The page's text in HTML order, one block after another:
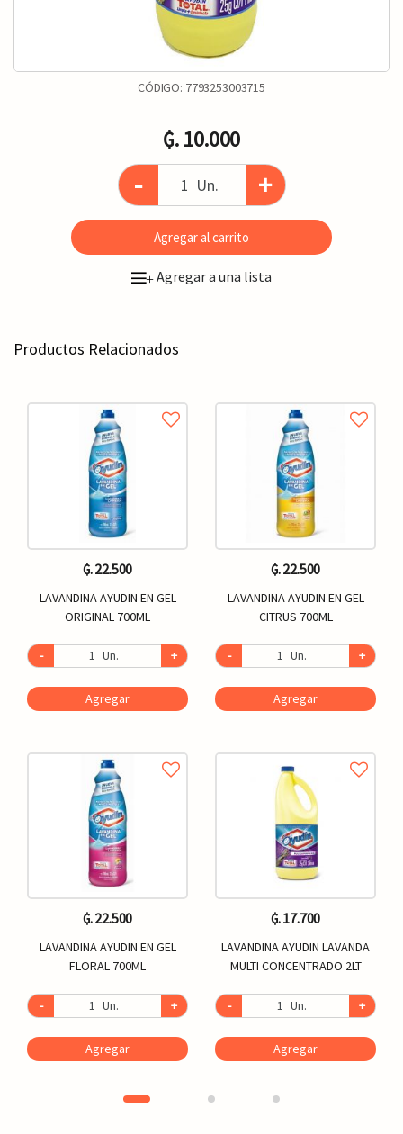
CÓDIGO: 7793253003715
₲. 10.000
- Un. +
Agregar al carrito
+Agregar a una lista
Productos Relacionados
₲. 22.500
LAVANDINA AYUDIN EN GEL
ORIGINAL 700ML
- Un. +
Agregar
₲. 22.500
LAVANDINA AYUDIN EN GEL
FLORAL 700ML
- Un. +
Agregar
₲. 22.500
LAVANDINA AYUDIN EN GEL
CITRUS 700ML
- Un. +
Agregar
₲. 17.700
LAVANDINA AYUDIN LAVANDA
MULTI CONCENTRADO 2LT
- Un. +
Agregar